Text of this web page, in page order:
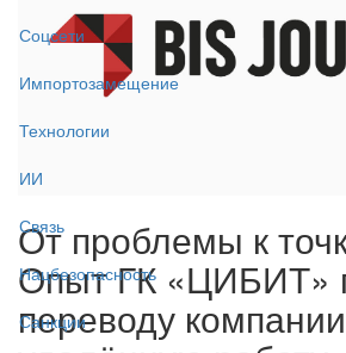
Соцсети
Импортозамещение
Технологии
ИИ
Связь
Нацбезопасность
Санкции
От проблемы к
Опыт ГК «ЦИБИТ»
переводу